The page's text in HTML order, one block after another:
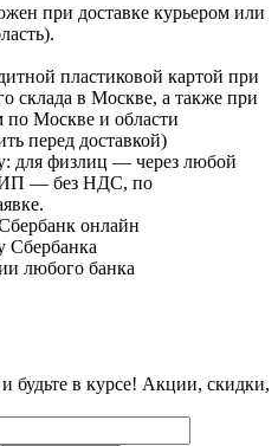
при доставке курьером или
пластиковой картой при
склада в Москве, а также при
по Москве и области
перед доставкой)
для физлиц — через любой
ИП — без НДС, по
онлайн
Сбербанка
любого банка
будьте в курсе! Акции, скидки,